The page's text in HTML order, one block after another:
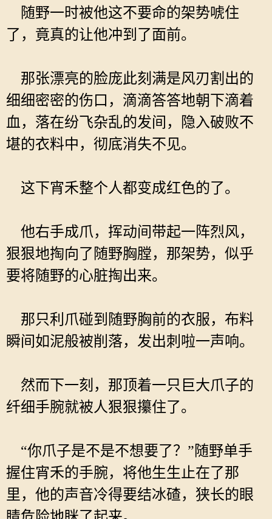
随野一时被他这不要命的架势唬住
了，竟真的让他冲到了面前。
那张漂亮的脸庞此刻满是风刃割出的
细细密密的伤口，滴滴答答地朝下滴着
血，落在纷飞杂乱的发间，隐入破败不
堪的衣料中，彻底消失不见。
这下宵禾整个人都变成红色的了。
他右手成爪，挥动间带起一阵烈风，
狠狠地掏向了随野胸膛，那架势，似乎
要将随野的心脏掏出来。
那只利爪碰到随野胸前的衣服，布料
瞬间如泥般被削落，发出刺啦一声响。
然而下一刻，那顶着一只巨大爪子的
纤细手腕就被人狠狠攥住了。
“你爪子是不是不想要了？”随野单手
握住宵禾的手腕，将他生生止在了那
里，他的声音冷得要结冰碴，狭长的眼